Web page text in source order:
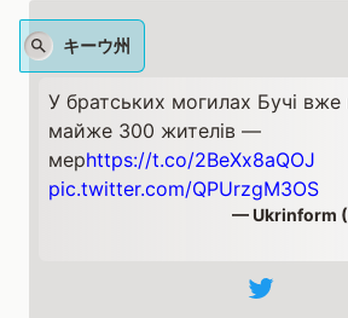
キーウ州
У братських могилах Бучі вже
майже 300 жителів —
мерhttps://t.co/2BeXx8aQOJ
pic.twitter.com/QPUrzgM3OS
— Ukrinform